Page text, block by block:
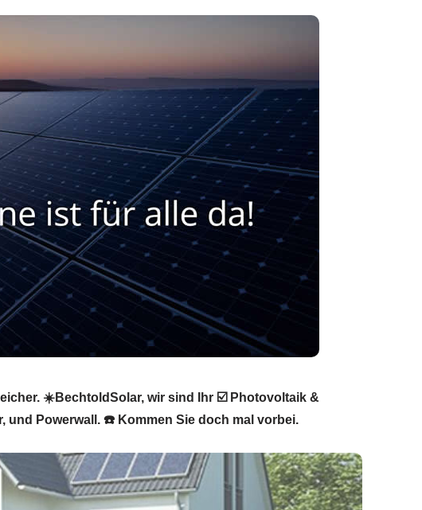
☀️BechtoldSolar, wir sind Ihr ☑️ Photovoltaik &
Powerwall. ☎️ Kommen Sie doch mal vorbei.